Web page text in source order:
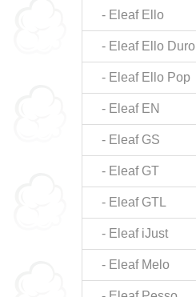
- Eleaf Ello
- Eleaf Ello Duro
- Eleaf Ello Pop
- Eleaf EN
- Eleaf GS
- Eleaf GT
- Eleaf GTL
- Eleaf iJust
- Eleaf Melo